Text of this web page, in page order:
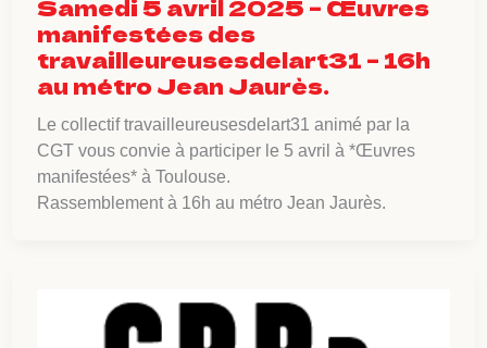
Samedi 5 avril 2025 – Œuvres
manifestées des
travailleureusesdelart31 – 16h
au métro Jean Jaurès.
Le collectif travailleureusesdelart31 animé par la
CGT vous convie à participer le 5 avril à *Œuvres
manifestées* à Toulouse.
Rassemblement à 16h au métro Jean Jaurès.